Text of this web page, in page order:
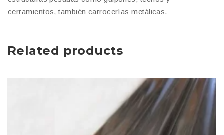
cerramientos, también carrocerías metálicas.
Related products